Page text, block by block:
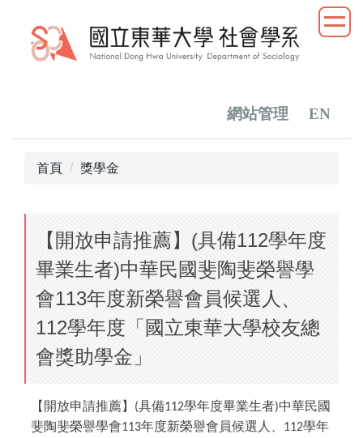
網站管理 EN
首頁 獎學金
【開放申請推薦】(具備112學年度
畢業生者)中華民國斐陶斐榮譽學
會113年度新榮譽會員候選人、
112學年度「國立東華大學校友總
會獎助學金」
【開放申請推薦】 (具備112學年度畢業生者)中華民國
斐陶斐榮譽學會113年度新榮譽會員候選人、 112學年